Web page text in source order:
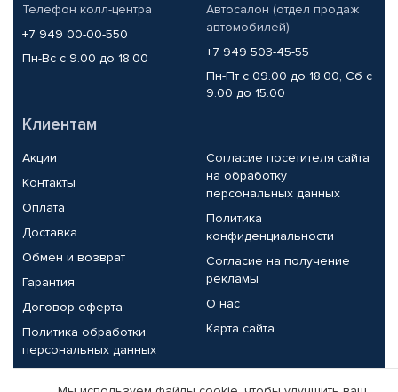
Телефон колл-центра
+7 949 00-00-550
Пн-Вс с 9.00 до 18.00
Автосалон (отдел продаж
автомобилей)
+7 949 503-45-55
Пн-Пт с 09.00 до 18.00, Сб с
9.00 до 15.00
Клиентам
Акции
Контакты
Оплата
Доставка
Обмен и возврат
Гарантия
Договор-оферта
Политика обработки
персональных данных
Согласие посетителя сайта
на обработку
персональных данных
Политика
конфиденциальности
Согласие на получение
рекламы
О нас
Карта сайта